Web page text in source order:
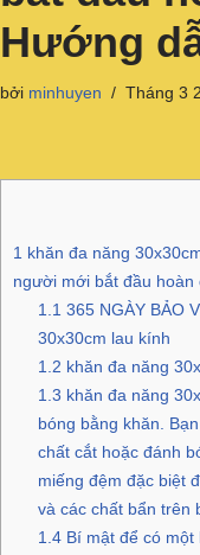
Hướng
bởi minhuyen Tháng 3
1 khăn đa năng
người mới bắt đầu
1.1 365 NGÀY BẢO
30x30cm lau kính
1.2 khăn đa năng
1.3 khăn đa năng
bóng bằng khăn.
chất cắt hoặc đánh
miếng đệm đặc biệt
và các chất bẩn trên
1.4 Bí mật để có